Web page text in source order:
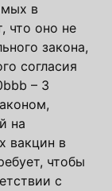
в
что оно не
закона,
согласия
– 3
на
вакцин в
чтобы
с